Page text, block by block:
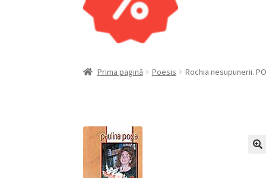
Prima pagină Poesis Rochia nesupunerii.